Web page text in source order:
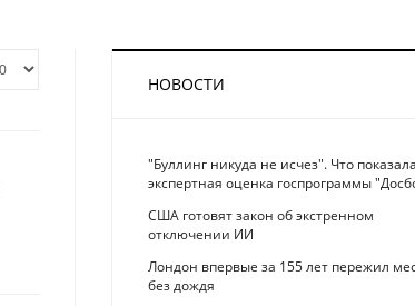
НОВОСТИ
"Буллинг никуда не исчез". Что показала
экспертная оценка госпрограммы
США готовят закон об экстренном
отключении ИИ
Лондон впервые за 155 лет пережил
без дождя